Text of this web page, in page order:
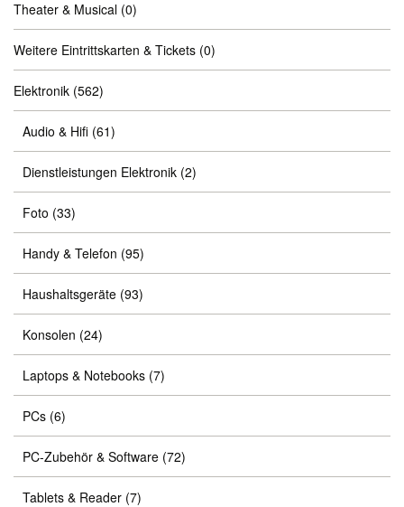
Theater & Musical (0)
Weitere Eintrittskarten & Tickets (0)
Elektronik (562)
Audio & Hifi (61)
Dienstleistungen Elektronik (2)
Foto (33)
Handy & Telefon (95)
Haushaltsgeräte (93)
Konsolen (24)
Laptops & Notebooks (7)
PCs (6)
PC-Zubehör & Software (72)
Tablets & Reader (7)